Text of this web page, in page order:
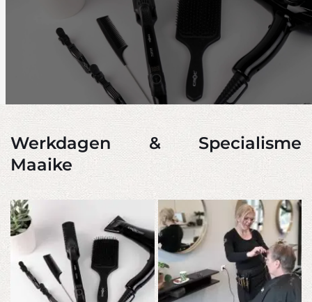
Werkdagen & Specialisme
Maaike